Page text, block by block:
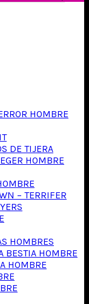
HOMBRE
DE TIJERA
HOMBRE
– TERRIFER
HOMBRES
BESTIA HOMBRE
HOMBRE